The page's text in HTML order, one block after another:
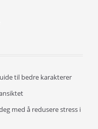
til bedre karakterer
med å redusere stress i